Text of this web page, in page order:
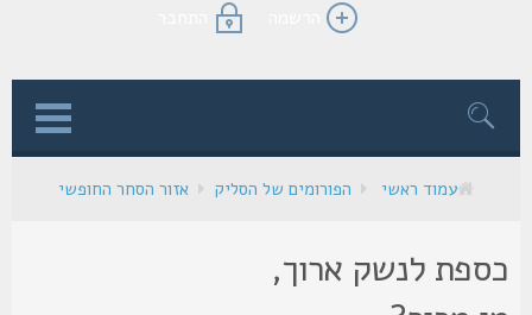
הרשמה התחבר
עמוד ראשי הפורומים של הסליק אזור הסחר החופשי
לנשק ארוך,